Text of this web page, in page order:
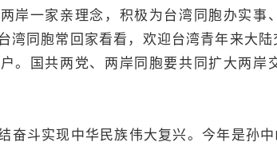
岸一家亲理念，积极为台湾同胞办实事
湾同胞常回家看看，欢迎台湾青年来大
。国共两党、两岸同胞要共同扩大两岸
斗实现中华民族伟大复兴。今年是孙中